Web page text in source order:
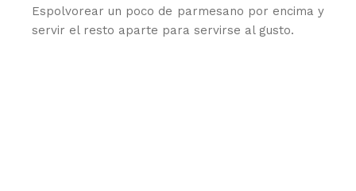
Espolvorear un poco de parmesano por encima y
servir el resto aparte para servirse al gusto.